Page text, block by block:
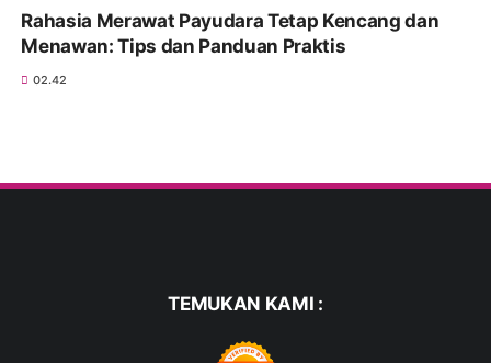
Rahasia Merawat Payudara Tetap Kencang dan
Menawan: Tips dan Panduan Praktis
02.42
TEMUKAN KAMI :